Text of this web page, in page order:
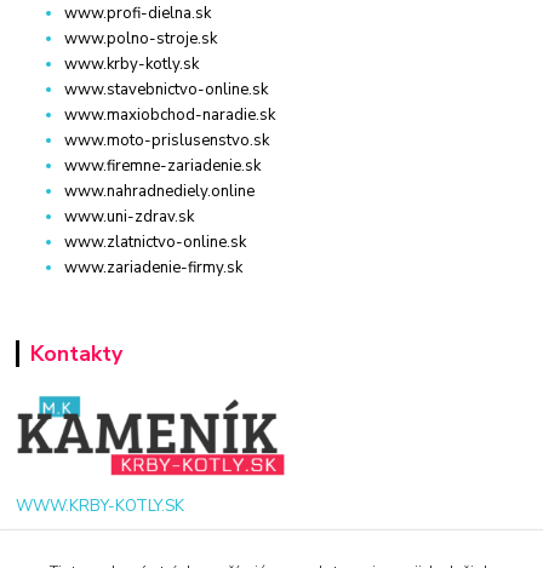
www.profi-dielna.sk
www.polno-stroje.sk
www.krby-kotly.sk
www.stavebnictvo-online.sk
www.maxiobchod-naradie.sk
www.moto-prislusenstvo.sk
www.firemne-zariadenie.sk
www.nahradnediely.online
www.uni-zdrav.sk
www.zlatnictvo-online.sk
www.zariadenie-firmy.sk
Kontakty
WWW.KRBY-KOTLY.SK